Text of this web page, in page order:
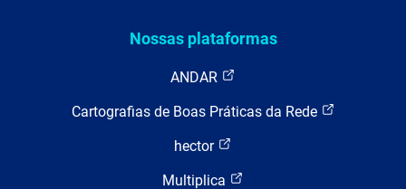
Nossas plataformas
ANDAR
Cartografias de Boas Práticas da Rede
hector
Multiplica